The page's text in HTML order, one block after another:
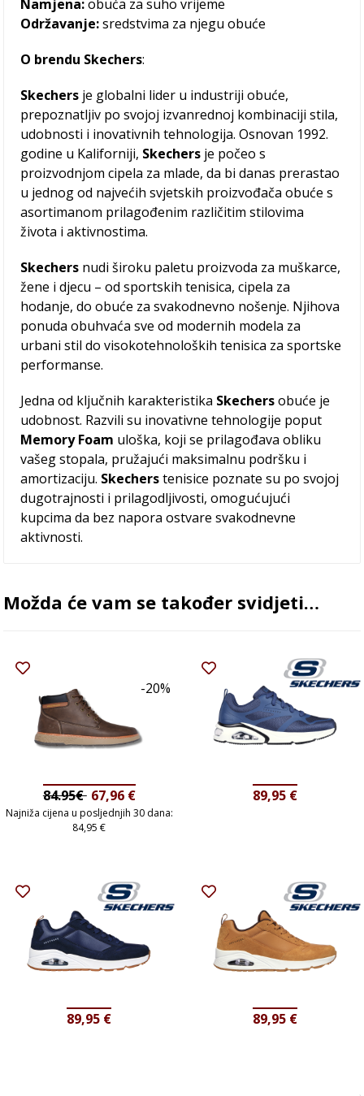
Namjena:obuća za suho vrijeme
Održavanje:sredstvima za njegu obuće
O brendu Skechers:
Skechers je globalni lider u industriji obuće,
prepoznatljiv po svojoj izvanrednoj kombinaciji stila,
udobnosti i inovativnih tehnologija. Osnovan 1992.
godine u Kaliforniji, Skechers je počeo s
proizvodnjom cipela za mlade, da bi danas prerastao
u jednog od najvećih svjetskih proizvođača obuće s
asortimanom prilagođenim različitim stilovima
života i aktivnostima.
Skechers nudi široku paletu proizvoda za muškarce,
žene i djecu – od sportskih tenisica, cipela za
hodanje, do obuće za svakodnevno nošenje. Njihova
ponuda obuhvaća sve od modernih modela za
urbani stil do visokotehnoloških tenisica za sportske
performanse.
Jedna od ključnih karakteristika Skechersobuće je
udobnost. Razvili su inovativne tehnologije poput
Memory Foam uloška, koji se prilagođava obliku
vašeg stopala, pružajući maksimalnu podršku i
amortizaciju. Skecherstenisice poznate su po svojoj
dugotrajnosti i prilagodljivosti, omogućujući
kupcima da bez napora ostvare svakodnevne
aktivnosti.
Možda će vam se također svidjeti…
-20%
84.95€ 67,96 €
Najniža cijena u posljednjih 30 dana:
84,95€
89,95 €
89,95 € 89,95 €